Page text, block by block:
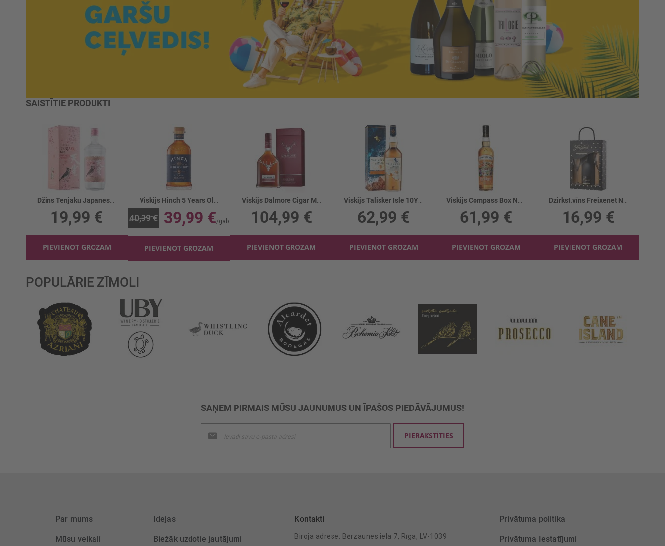
SAISTĪTIE PRODUKTI
Džins Tenjaku Japanese Cherry GB 37.5%
19,99 €
PIEVIENOT GROZAM
Viskijs Hinch 5 Years Old Double Wood Bl. 43%
40,99 € 39,99 €
PIEVIENOT GROZAM
Viskijs Dalmore Cigar Malt 44%
104,99 €
PIEVIENOT GROZAM
Viskijs Talisker Isle 10YO 45.8%
62,99 €
PIEVIENOT GROZAM
Viskijs Compass Box Nectarosity 46%
61,99 €
PIEVIENOT GROZAM
Dzirkst.vīns Freixenet Negro Brut 11.5%+2gl.
16,99 €
PIEVIENOT GROZAM
POPULĀRIE ZĪMOLI
SAŅEM PIRMAIS MŪSU JAUNUMUS UN ĪPAŠOS PIEDĀVĀJUMUS!
jaunumu
saņemšanai:
PIERAKSTĪTIES
Par mums
Mūsu veikali
Idejas
Biežāk uzdotie jautājumi
Kontakti
Biroja adrese: Bērzaunes iela 7, Rīga, LV-1039
Privātuma politika
Privātuma Iestatījumi